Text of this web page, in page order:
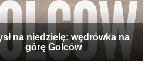
na niedzielę: wędrówka na
górę Golców